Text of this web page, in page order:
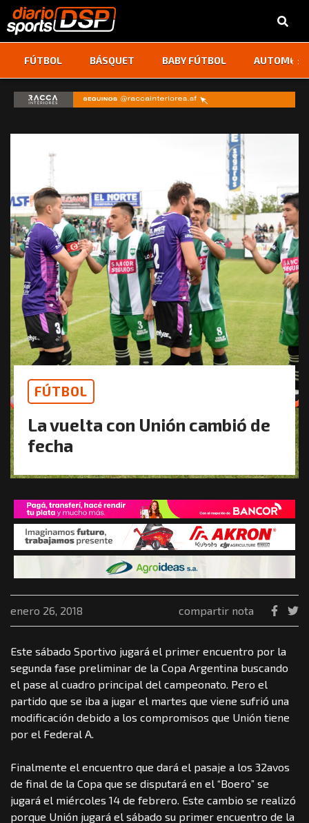
FÚTBOL BÁSQUET BABY FÚTBOL ‹ ›
FÚTBOL
La vuelta con Unión cambió de
fecha
enero 26, 2018 compartir nota
Este sábado Sportivo jugará el primer encuentro por la
segunda fase preliminar de la Copa Argentina buscando
el pase al cuadro principal del campeonato. Pero el
partido que se iba a jugar el martes que viene sufrió una
modificación debido a los compromisos que Unión tiene
por el Federal A.
Finalmente el encuentro que dará el pasaje a los 32avos
de final de la Copa que se disputará en el “Boero” se
jugará el miércoles 14 de febrero. Este cambio se realizó
porque Unión jugará el sábado su primer encuentro de la